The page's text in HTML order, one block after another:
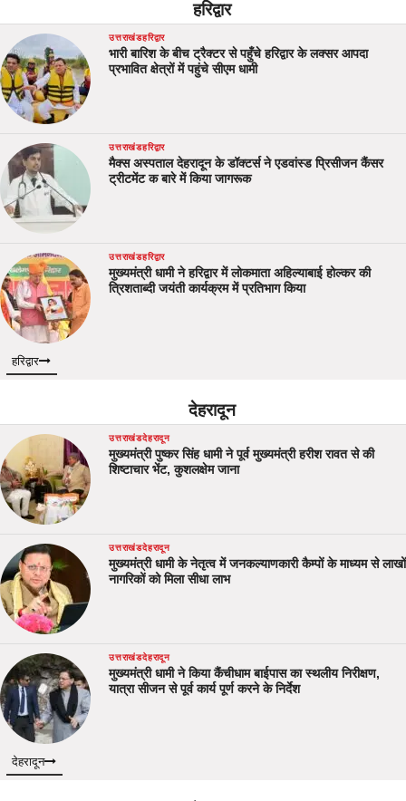
हरिद्वार
उत्तराखंडहरिद्वार
भारी बारिश के बीच ट्रैक्टर से पहुँचे हरिद्वार के लक्सर आपदा
प्रभावित क्षेत्रों में पहुंचे सीएम धामी
उत्तराखंडहरिद्वार
मैक्स अस्पताल देहरादून के डॉक्टर्स ने एडवांस्ड प्रिसीजन कैंसर
ट्रीटमेंट क बारे में किया जागरूक
उत्तराखंडहरिद्वार
मुख्यमंत्री धामी ने हरिद्वार में लोकमाता अहिल्याबाई होल्कर की
त्रिशताब्दी जयंती कार्यक्रम में प्रतिभाग किया
हरिद्वार
देहरादून
उत्तराखंडदेहरादून
मुख्यमंत्री पुष्कर सिंह धामी ने पूर्व मुख्यमंत्री हरीश रावत से की
शिष्टाचार भेंट, कुशलक्षेम जाना
उत्तराखंडदेहरादून
मुख्यमंत्री धामी के नेतृत्व में जनकल्याणकारी कैम्पों के माध्यम से लाखों
नागरिकों को मिला सीधा लाभ
उत्तराखंडदेहरादून
मुख्यमंत्री धामी ने किया कैंचीधाम बाईपास का स्थलीय निरीक्षण,
यात्रा सीजन से पूर्व कार्य पूर्ण करने के निर्देश
देहरादून